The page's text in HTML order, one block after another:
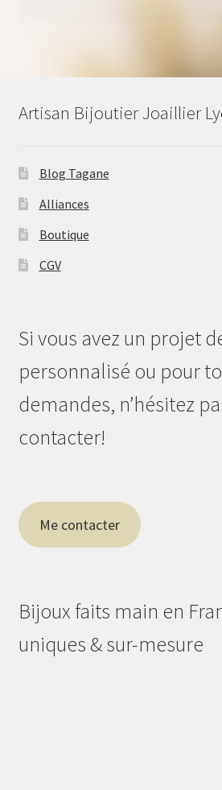
Artisan Bijoutier Joaillier
Blog Tagane
Alliances
Boutique
CGV
Si vous avez un projet
personnalisé ou pour
demandes, n’hésitez
contacter!
Me contacter
Bijoux faits main en
uniques & sur-mesure